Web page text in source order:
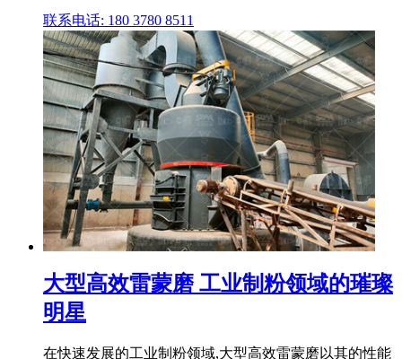
联系电话: 180 3780 8511
大型高效雷蒙磨 工业制粉领域的璀璨
明星
在快速发展的工业制粉领域,大型高效雷蒙磨以其的性能